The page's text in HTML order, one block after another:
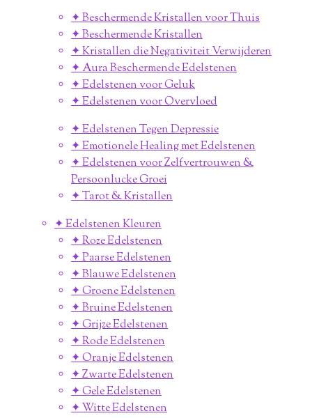
✦ Beschermende Kristallen voor Thuis
✦ Beschermende Kristallen
✦ Kristallen die Negativiteit Verwijderen
✦ Aura Beschermende Edelstenen
✦ Edelstenen voor Geluk
✦ Edelstenen voor Overvloed
✦ Edelstenen Tegen Depressie
✦ Emotionele Healing met Edelstenen
✦ Edelstenen voor Zelfvertrouwen &
Persoonlucke Groei
✦ Tarot & Kristallen
✦ Edelstenen Kleuren
✦ Roze Edelstenen
✦ Paarse Edelstenen
✦ Blauwe Edelstenen
✦ Groene Edelstenen
✦ Bruine Edelstenen
✦ Grijze Edelstenen
✦ Rode Edelstenen
✦ Oranje Edelstenen
✦ Zwarte Edelstenen
✦ Gele Edelstenen
✦ Witte Edelstenen